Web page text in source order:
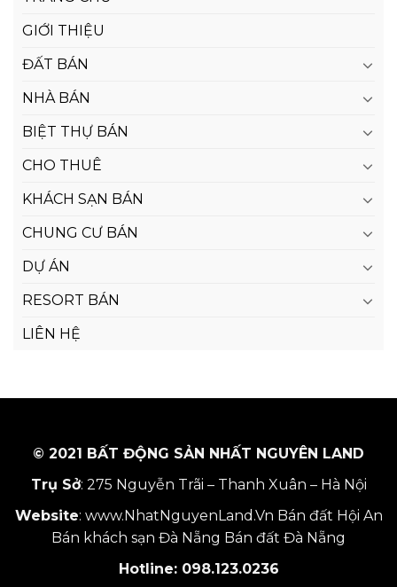
GIỚI THIỆU
ĐẤT BÁN
NHÀ BÁN
BIỆT THỰ BÁN
CHO THUÊ
KHÁCH SẠN BÁN
CHUNG CƯ BÁN
DỰ ÁN
RESORT BÁN
LIÊN HỆ
© 2021 BẤT ĐỘNG SẢN NHẤT NGUYÊN LAND
Trụ Sở: 275 Nguyễn Trãi – Thanh Xuân – Hà Nội
Website: www.NhatNguyenLand.Vn Bán đất Hội An
Bán khách sạn Đà Nẵng Bán đất Đà Nẵng
Hotline: 098.123.0236